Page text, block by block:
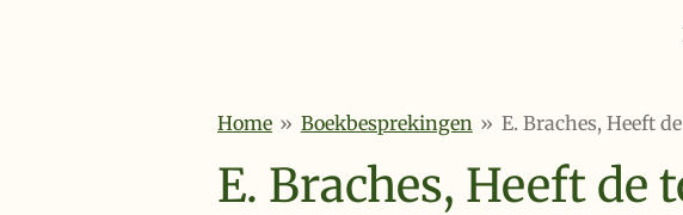
Home » Boekbesprekingen » E. Braches, Heeft
E. Braches, Heeft de